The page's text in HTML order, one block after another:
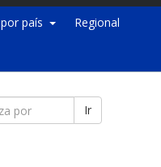
país Regional
Ir